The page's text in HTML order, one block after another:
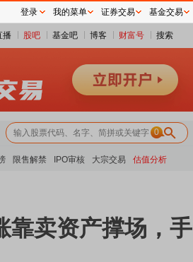
播 股吧 基金吧 博客 财富号 搜索
0
限售解禁 IPO审核 大宗交易 估值分析
靠卖资产撑场，手
登录 我的菜单 证券交易 基金交易